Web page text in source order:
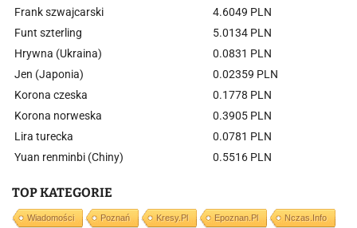
Frank szwajcarski
4.6049 PLN
Funt szterling
5.0134 PLN
Hrywna (Ukraina)
0.0831 PLN
Jen (Japonia)
0.02359 PLN
Korona czeska
0.1778 PLN
Korona norweska
0.3905 PLN
Lira turecka
0.0781 PLN
Yuan renminbi (Chiny)
0.5516 PLN
TOP KATEGORIE
Wiadomości Poznań Kresy.pl Epoznan.pl Nczas.info